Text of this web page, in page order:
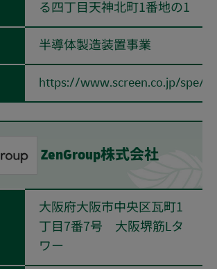
る四丁目天神北町1番地の1
半導体製造装置事業
https://www.screen.co.jp/spe/
ZenGroup株式会社
大阪府大阪市中央区瓦町1
丁目7番7号 大阪堺筋Lタ
ワー